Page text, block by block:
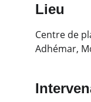
Lieu
Centre de
Adhémar,